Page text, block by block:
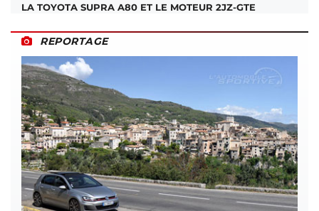
LA TOYOTA SUPRA A80 ET LE MOTEUR 2JZ-GTE
REPORTAGE